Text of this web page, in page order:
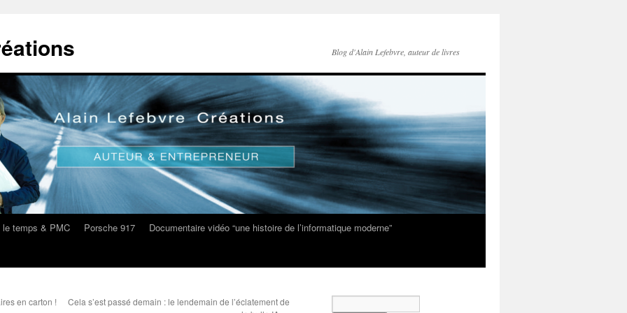
Blog d'Alain Lefebvre, auteur de livres
le temps & PMC Porsche 917
Documentaire vidéo “une histoire de l’informatique moderne”
en carton !
Cela s’est passé demain : le lendemain de l’éclatement de